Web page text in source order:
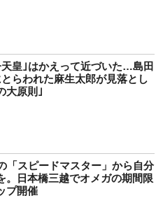
皇｣はかえって近づいた…島田
らわれた麻生太郎が見落とし
大原則｣
「スピードマスター」から自分
。日本橋三越でオメガの期間限
プ開催